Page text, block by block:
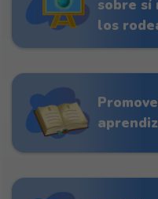
sobre sí
los